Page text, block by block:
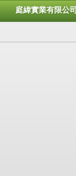
庭緯實業有限公司